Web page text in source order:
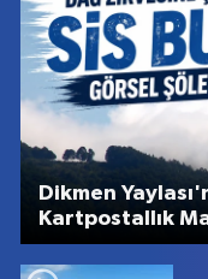
Dikmen
Kartpostallık